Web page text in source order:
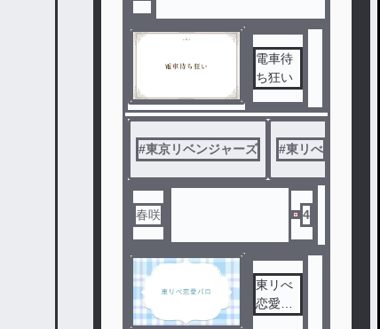
電車待
ち狂い
#東京リベンジャーズ #東リべ
春咲 4
東リべ
恋愛パ